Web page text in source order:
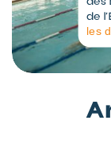
de
les